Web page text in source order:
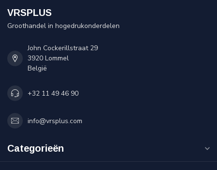
VRSPLUS
Groothandel in hogedrukonderdelen
John Cockerillstraat 29
3920 Lommel
België
+32 11 49 46 90
info@vrsplus.com
Categorieën